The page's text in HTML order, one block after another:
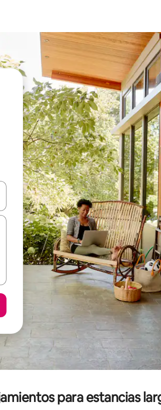
usando las teclas de las flechas hacia
para estancias